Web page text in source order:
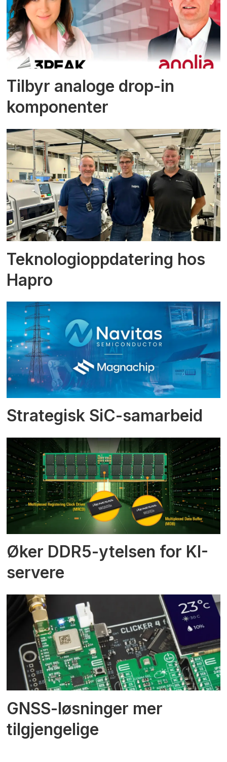
Tilbyr analoge drop-in
komponenter
Teknologioppdatering hos
Hapro
Strategisk SiC-samarbeid
Øker DDR5-ytelsen for KI-
servere
GNSS-løsninger mer
tilgjengelige